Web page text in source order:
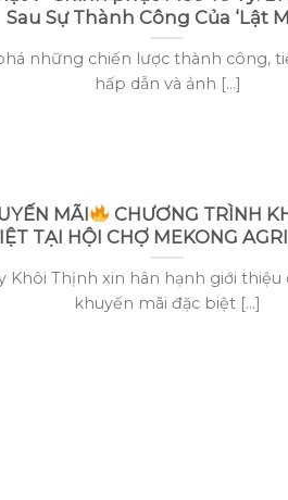
Sau Sự Thành Công Của ‘Lật
những chiến lược thành công,
hấp dẫn và ảnh [...]
MÃI
CHƯƠNG TRÌNH
TẠI HỘI CHỢ MEKONG
Khôi Thịnh xin hân hạnh giới
khuyến mãi đặc biệt [...]